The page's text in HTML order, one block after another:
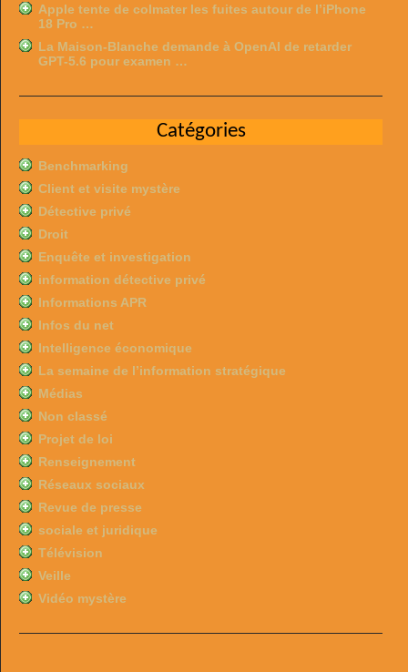
Apple tente de colmater les fuites autour de l’iPhone
18 Pro …
La Maison-Blanche demande à OpenAI de retarder
GPT-5.6 pour examen …
Catégories
Benchmarking
Client et visite mystère
Détective privé
Droit
Enquête et investigation
information détective privé
Informations APR
Infos du net
Intelligence économique
La semaine de l’information stratégique
Médias
Non classé
Projet de loi
Renseignement
Réseaux sociaux
Revue de presse
sociale et juridique
Télévision
Veille
Vidéo mystère